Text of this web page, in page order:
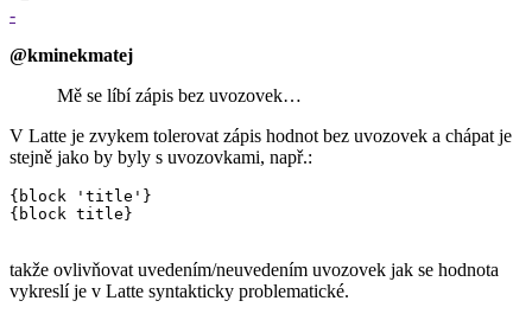
-
@kminekmatej
Mě se líbí zápis bez uvozovek…
V Latte je zvykem tolerovat zápis hodnot bez uvozovek a chápat je
stejně jako by byly s uvozovkami, např.:
{block 'title'}
{block title}
takže ovlivňovat uvedením/neuvedením uvozovek jak se hodnota
vykreslí je v Latte syntakticky problematické.